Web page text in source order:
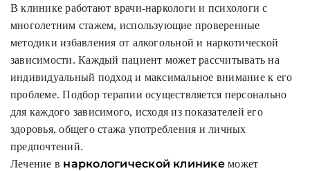
В клинике работают врачи-наркологи и психологи с
многолетним стажем, использующие проверенные
методики избавления от алкогольной и наркотической
зависимости. Каждый пациент может рассчитывать на
индивидуальный подход и максимальное внимание к его
проблеме. Подбор терапии осуществляется персонально
для каждого зависимого, исходя из показателей его
здоровья, общего стажа употребления и личных
предпочтений.
Лечение в наркологической клиникеможет